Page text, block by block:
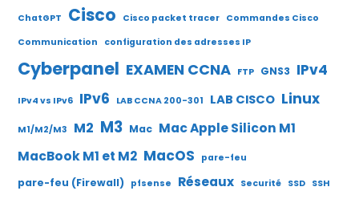
ChatGPT Cisco Cisco packet tracer Commandes Cisco
Communication
configuration des adresses IP
Cyberpanel EXAMEN CCNA FTP GNS3 IPv4
IPv4 vs IPv6 IPv6 LAB CCNA 200-301 LAB CISCO Linux
M1/M2/M3 M2 M3 Mac Mac Apple Silicon M1
MacBook M1 et M2 MacOS pare-feu
pare-feu (Firewall) pfsense Réseaux Securité SSD SSH